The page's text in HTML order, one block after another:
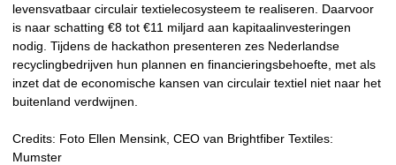
levensvatbaar circulair textielecosysteem te realiseren. Daarvoor
is naar schatting €8 tot €11 miljard aan kapitaalinvesteringen
nodig. Tijdens de hackathon presenteren zes Nederlandse
recyclingbedrijven hun plannen en financieringsbehoefte, met als
inzet dat de economische kansen van circulair textiel niet naar het
buitenland verdwijnen.
Credits: Foto Ellen Mensink, CEO van Brightfiber Textiles:
Mumster